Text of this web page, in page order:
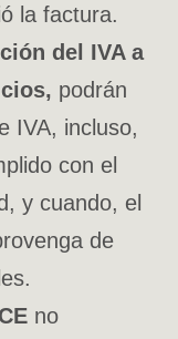
la factura.
del IVA a
podrán
IVA, incluso,
con el
y cuando, el
de
no